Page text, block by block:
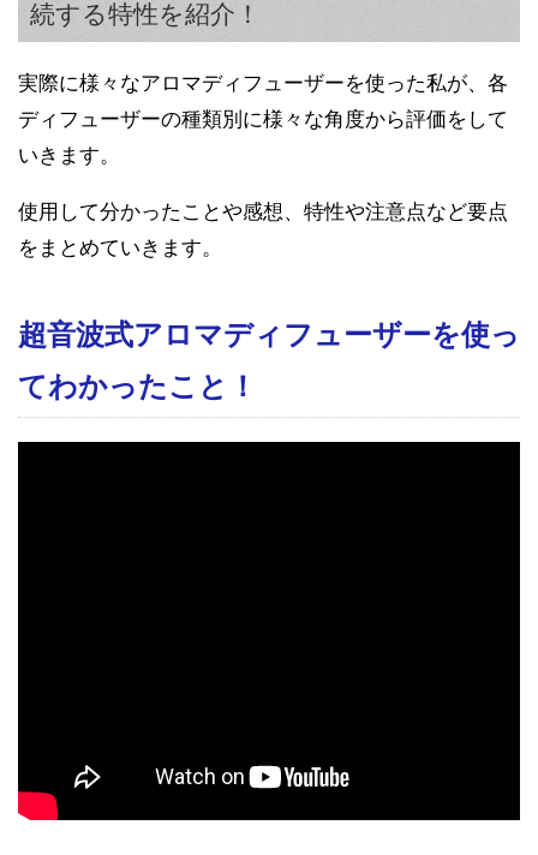
続する特性を紹介！
実際に様々なアロマディフューザーを使った私が、各
ディフューザーの種類別に様々な角度から評価をして
いきます。
使用して分かったことや感想、特性や注意点など要点
をまとめていきます。
超音波式アロマディフューザーを使っ
てわかったこと！